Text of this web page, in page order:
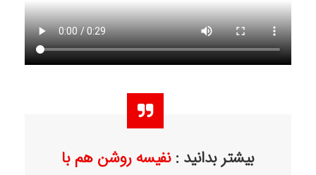
بیشتر بدانید :نفیسه روشن هم با